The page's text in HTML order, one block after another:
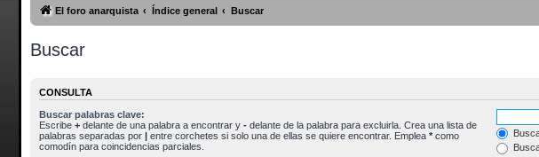
El foro anarquista Índice general Buscar
Buscar
CONSULTA
Buscar palabras clave:
Escribe +delante de una palabra a encontrar y -delante de la palabra para excluirla. Crea una lista de
palabras separadas por |entre corchetes si solo una de ellas se quiere encontrar. Emplea *como
comodín para coincidencias parciales.